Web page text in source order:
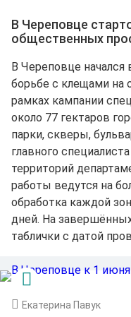
В Череповце
общественных
В Череповце начался
борьбе с клещами на
рамках кампании
около 77 гектаров
парки, скверы,
главного
территорий
работы ведутся на
обработка каждой
дней. На
таблички с датой
Екатерина Павук